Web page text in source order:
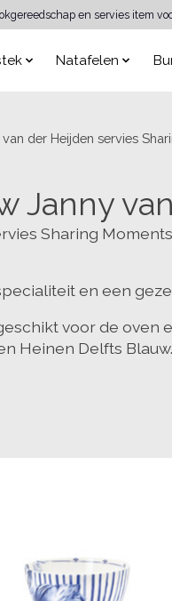
en servies item
Natafelen
der Heijden servies
Janny
Sharing
en een
voor de
Heinen Delfts Blauw.